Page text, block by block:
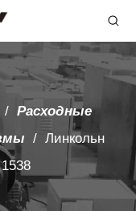
/ Расходные
/ Линкольн